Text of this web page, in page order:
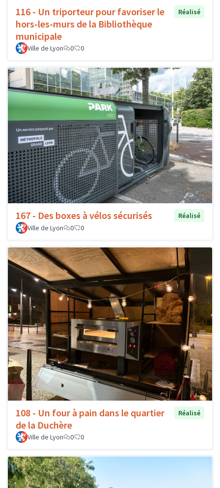
116 - Un triporteur pour favoriser le
hors-les-murs de la Bibliothèque
municipale
Réalisé
Ville de Lyon 0 0
167 - Des boxes à vélos sécurisés
Réalisé
Ville de Lyon
0 0
108 - Un four à pain dans le quartier
de la Duchère
Réalisé
Ville de Lyon 0 0